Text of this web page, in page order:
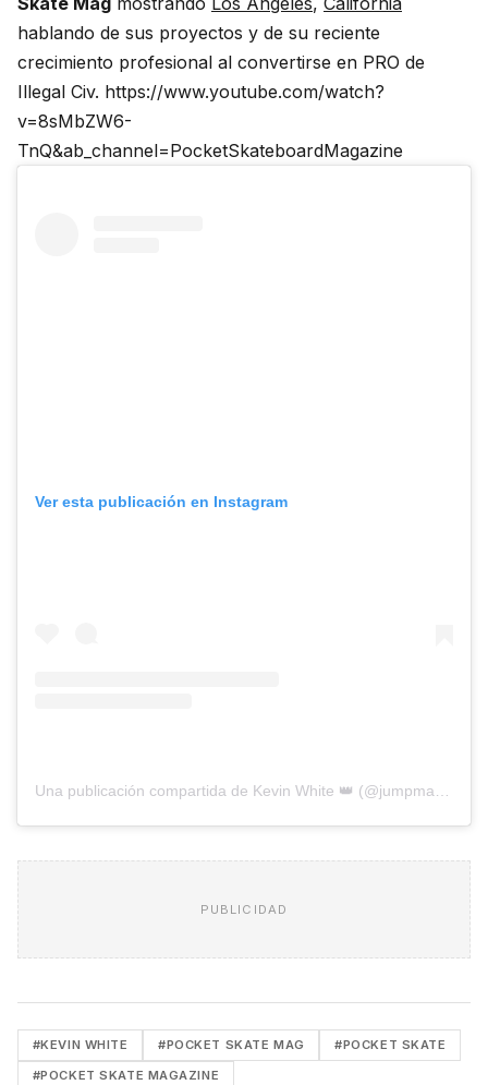
hablando de sus proyectos y de su reciente
crecimiento profesional al convertirse en PRO de
Illegal Civ. https://www.youtube.com/watch?
v=8sMbZW6-
TnQ&ab_channel=PocketSkateboardMagazine
Ver esta publicación en Instagram
PUBLICIDAD
#KEVIN WHITE #POCKET SKATE MAG #POCKET SKATE
#POCKET SKATE MAGAZINE